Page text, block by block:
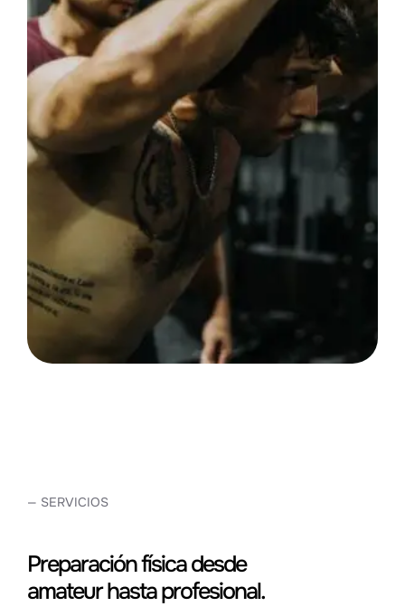
— SERVICIOS
Preparación física desde
amateur hasta profesional.